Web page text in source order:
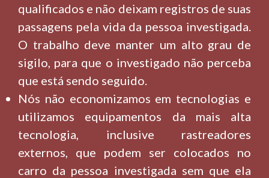
qualificados e não deixam registros de suas
passagens pela vida da pessoa investigada.
O trabalho deve manter um alto grau de
sigilo, para que o investigado não perceba
que está sendo seguido.
Nós não economizamos em tecnologias e
utilizamos equipamentos da mais alta
tecnologia, inclusive rastreadores
externos, que podem ser colocados no
carro da pessoa investigada sem que ela